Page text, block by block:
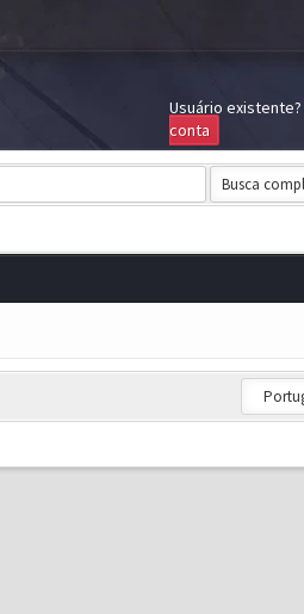
Usuário existente?
conta